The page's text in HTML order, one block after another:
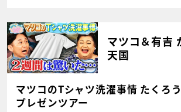
マツコ＆有吉
天国
マツコのTシャツ洗濯事情 たくろ
プレゼンツアー